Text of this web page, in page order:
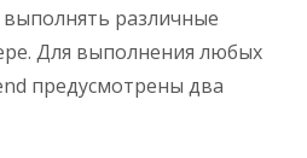
различные
Для выполнения любых
предусмотрены два